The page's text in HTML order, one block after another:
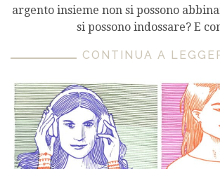
argento insieme non si possono
si possono indossare? E
CONTINUA A